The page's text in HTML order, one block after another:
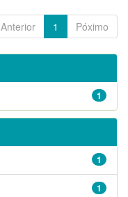
Anterior 1 Póximo
1
1
1